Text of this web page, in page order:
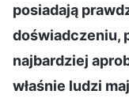
posiadają
doświadczeniu,
najbardziej
właśnie ludzi